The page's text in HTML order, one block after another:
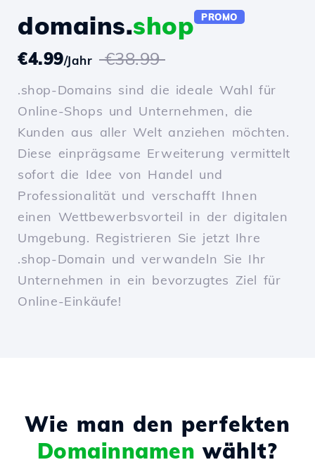
domains.shop PROMO
€4.99/Jahr €38.99
.shop-Domains sind die ideale Wahl für
Online-Shops und Unternehmen, die
Kunden aus aller Welt anziehen möchten.
Diese einprägsame Erweiterung vermittelt
sofort die Idee von Handel und
Professionalität und verschafft Ihnen
einen Wettbewerbsvorteil in der digitalen
Umgebung. Registrieren Sie jetzt Ihre
.shop-Domain und verwandeln Sie Ihr
Unternehmen in ein bevorzugtes Ziel für
Online-Einkäufe!
Wie man den perfekten
Domainnamen wählt?